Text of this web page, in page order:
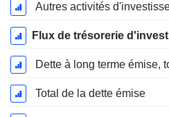
Autres activités
Flux de trésorerie
Dette à long terme émise,
Total de la dette émise